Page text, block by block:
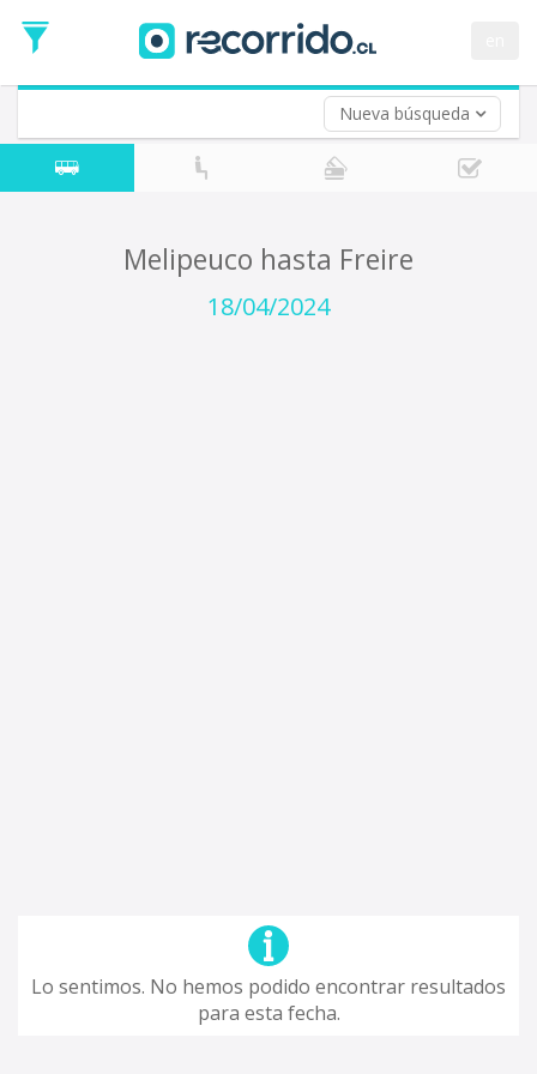
Nueva búsqueda
de
Ida
Vuelta (opcional)
Fecha
de
Melipeuco hasta Freire
18/04/2024
Lo sentimos. No hemos podido encontrar resultados
para esta fecha.